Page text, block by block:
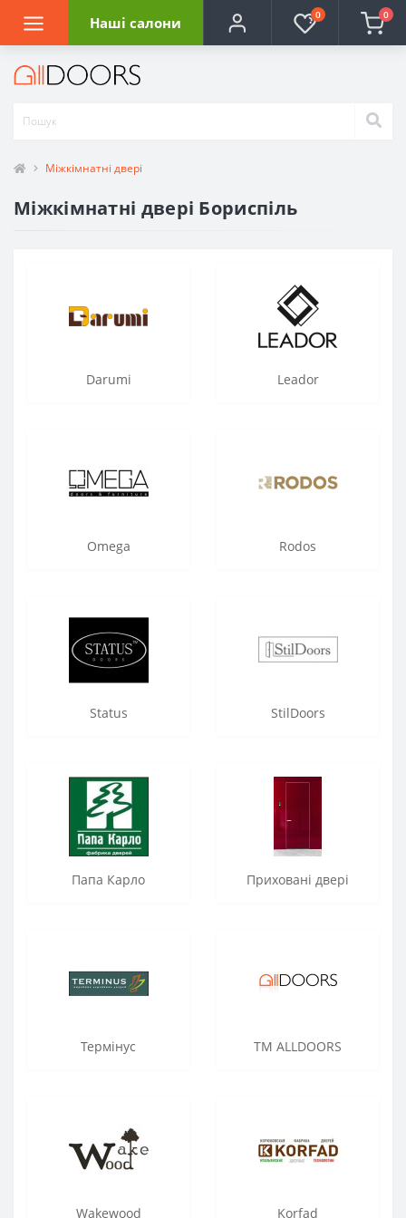
Наші салони 0 0
Міжкімнатні двері
Міжкімнатні двері Бориспіль
Darumi Leador
Omega Rodos
Status StilDoors
Папа Карло Приховані двері
Термінус ТМ ALLDOORS
Wakewood Korfad